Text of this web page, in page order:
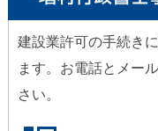
建設業許可の手続き
ます。お電話とメー
さい。